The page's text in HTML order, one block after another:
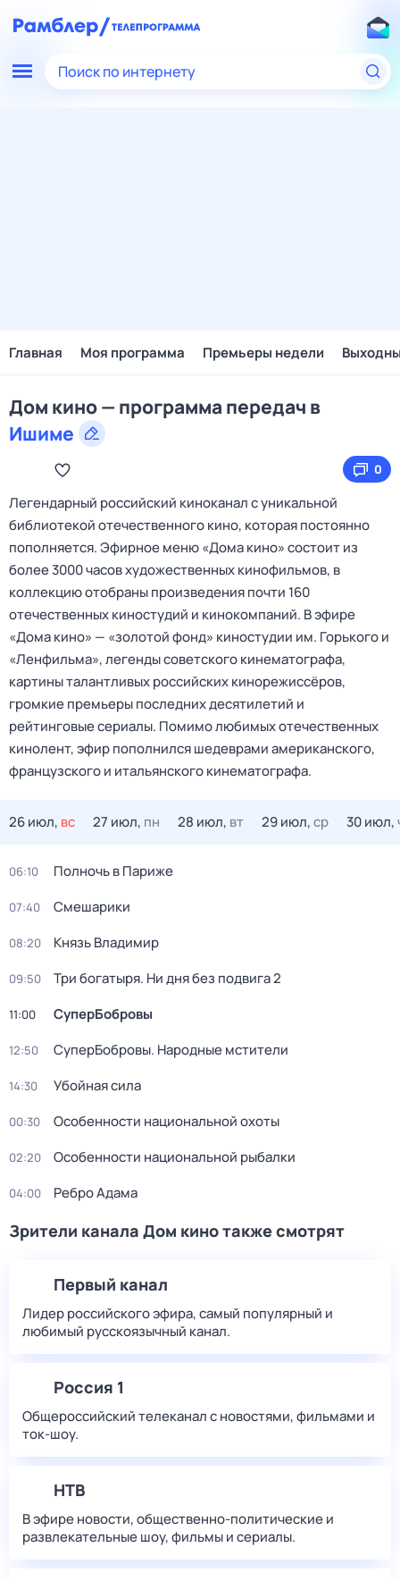
Поиск по интернету
Главная Моя программа Премьеры недели
Дом кино — программа передач в
Ишиме
0
Легендарный российский киноканал с уникальной
библиотекой отечественного кино, которая постоянно
пополняется. Эфирное меню «Дома кино» состоит из
более 3000 часов художественных кинофильмов, в
коллекцию отобраны произведения почти 160
отечественных киностудий и кинокомпаний. В эфире
«Дома кино» — «золотой фонд» киностудии им. Горького и
«Ленфильма», легенды советского кинематографа,
картины талантливых российских кинорежиссёров,
громкие премьеры последних десятилетий и
рейтинговые сериалы. Помимо любимых отечественных
кинолент, эфир пополнился шедеврами американского,
французского и итальянского кинематографа.
26 июл, вс 27 июл, пн 28 июл, вт 29 июл,ср 30 июл,
06:10 Полночь в Париже
07:40 Смешарики
08:20 Князь Владимир
09:50 Три богатыря. Ни дня без подвига 2
11:00 СуперБобровы
12:50 СуперБобровы. Народные мстители
14:30 Убойная сила
00:30 Особенности национальной охоты
02:20 Особенности национальной рыбалки
04:00 Ребро Адама
Зрители канала Дом кино также смотрят
Первый канал
Лидер российского эфира, самый популярный и
любимый русскоязычный канал.
Россия 1
Общероссийский телеканал с новостями, фильмами и
ток-шоу.
НТВ
В эфире новости, общественно-политические и
развлекательные шоу, фильмы и сериалы.